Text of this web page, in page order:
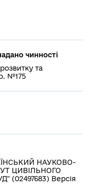
чинності
та
№175
НАУКОВО-
ЦИВІЛЬНОГО
(02497683) Версія